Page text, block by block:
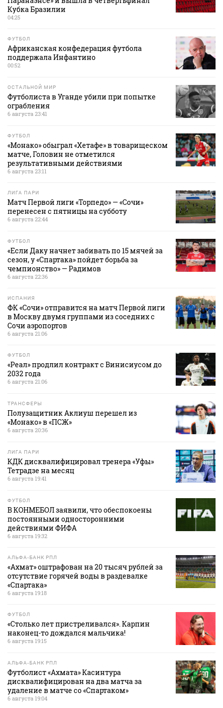
Кубка Бразилии
04:25
ФУТБОЛ
Африканская конфедерация футбола
поддержала Инфантино
00:52
ОСТАЛЬНОЙ МИР
Футболиста в Уганде убили при попытке
ограбления
6 августа 23:41
ФУТБОЛ
«Монако» обыграл «Хетафе» в товарищеском
матче, Головин не отметился
результативными действиями
6 августа 23:11
ЛИГА ПАРИ
Матч Первой лиги «Торпедо» — «Сочи»
перенесен с пятницы на субботу
6 августа 22:44
ФУТБОЛ
«Если Даку начнет забивать по 15 мячей за
сезон, у «Спартака» пойдет борьба за
чемпионство» — Радимов
6 августа 22:36
ИСПАНИЯ
ФК «Сочи» отправится на матч Первой лиги
в Москву двумя группами из соседних с
Сочи аэропортов
6 августа 21:06
ФУТБОЛ
«Реал» продлил контракт с Винисиусом до
2032 года
6 августа 21:06
ТРАНСФЕРЫ
Полузащитник Аклиуш перешел из
«Монако» в «ПСЖ»
6 августа 20:36
ЛИГА ПАРИ
КДК дисквалифицировал тренера «Уфы»
Тетрадзе на месяц
6 августа 19:41
ФУТБОЛ
В КОНМЕБОЛ заявили, что обеспокоены
постоянными односторонними
действиями ФИФА
6 августа 19:32
АЛЬФА-БАНК РПЛ
«Ахмат» оштрафован на 20 тысяч рублей за
отсутствие горячей воды в раздевалке
«Спартака»
6 августа 19:18
ФУТБОЛ
«Столько лет пристреливался». Карпин
наконец-то дождался мальчика!
6 августа 19:15
АЛЬФА-БАНК РПЛ
Футболист «Ахмата» Касинтура
дисквалифицирован на два матча за
удаление в матче со «Спартаком»
6 августа 19:04